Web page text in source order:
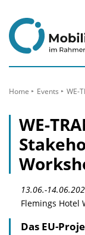
Inhalt
Home Events WE-
WE-
13.06.-
Flemings Hotel
Das EU-